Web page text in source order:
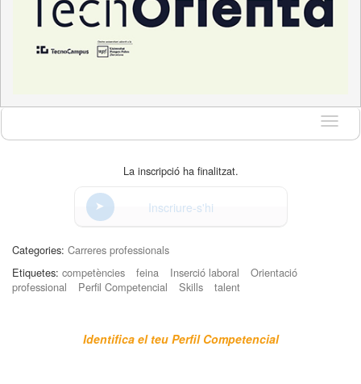
Idioma
La inscripció ha finalitzat.
Inscriure-s'hi
Categories: Carreres professionals
Etiquetes: competències feina Inserció laboral
Orientació
professional
Perfil Competencial Skills talent
Identifica el teu Perfil Competencial